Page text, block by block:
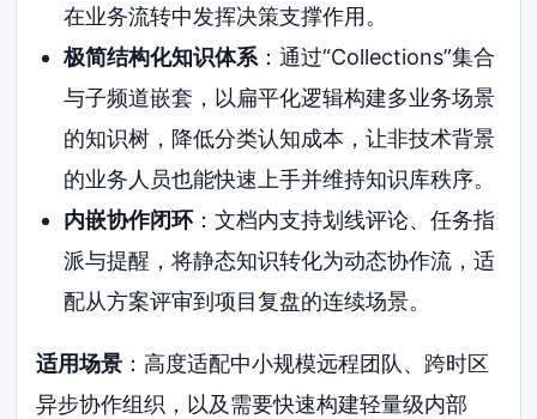
在业务流转中发挥决策支撑作用。
极简结构化知识体系：通过“Collections”集合
与子频道嵌套，以扁平化逻辑构建多业务场景
的知识树，降低分类认知成本，让非技术背景
的业务人员也能快速上手并维持知识库秩序。
内嵌协作闭环：文档内支持划线评论、任务指
派与提醒，将静态知识转化为动态协作流，适
配从方案评审到项目复盘的连续场景。
适用场景 ：高度适配中小规模远程团队、跨时区
异步协作组织，以及需要快速构建轻量级内部